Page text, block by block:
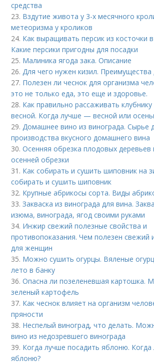
средства
23. Вздутие живота у 3-х месячного
метеоризма у кроликов
24. Как выращивать персик из косточки
Какие персики пригодны для посадки
25. Малиника ягода зака. Описание
26.Для чего нужен кизил. Преимущества
27. Полезен ли чеснок для организма
это не только еда, это еще и здоровье.
28. Как правильно рассаживать
весной. Когда лучше — весной или
29.Домашнее вино из винограда. Сырье
производства вкусного домашнего вина
30.Осенняя обрезка плодовых деревьев
осенней обрезки
31. Как собирать и сушить шиповник на
собирать и сушить шиповник
32. Крупные абрикосы сорта. Виды
33.Закваска из винограда для вина.
изюма, винограда, ягод своими руками
34. Инжир свежий полезные свойства и
противопоказания. Чем полезен свежий
для женщин
35. Можно сушить огурцы. Вяленые
лето в банку
36.Опасна ли позеленевшая картошка.
зеленый картофель
37. Как чеснок влияет на организм
пряности
38. Неспелый виноград, что делать.
вино из недозревшего винограда
39. Когда лучше посадить яблоню.
яблоню?